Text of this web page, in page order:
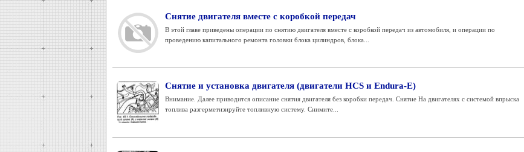
Снятие двигателя вместе с коробкой передач
В этой главе приведены операции по снятию двигателя вместе с коробкой передач из автомобиля, и операции по
проведению капитального ремонта головки блока цилиндров, блока...
Снятие и установка двигателя (двигатели HCS и Endura-E)
Внимание. Далее приводится описание снятия двигателя без коробки передач. Снятие На двигателях с системой впрыска
топлива разгерметизируйте топливную систему. Снимите...